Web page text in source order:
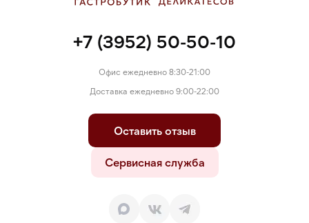
+7 (3952) 50-50-10
Офис ежедневно 8:30-21:00
Доставка ежедневно 9:00-22:00
Оставить отзыв
Сервисная служба